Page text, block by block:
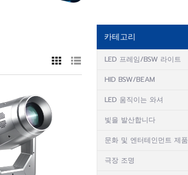
카테고리
LED 프레임/BSW 라이트
HID BSW/BEAM
LED 움직이는 와셔
빛을 발산합니다
문화 및 엔터테인먼트 제품
극장 조명